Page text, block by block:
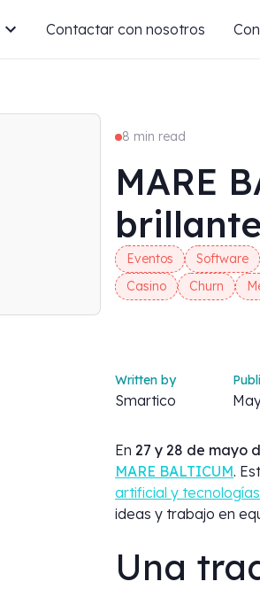
Contactar con nosotros
8 min read
MARE
Eventos Software
Casino
Churn
Written by
Smartico
En 27 y 28 de mayo
MARE BALTICUM.
artificial y
ideas y trabajo en
Una